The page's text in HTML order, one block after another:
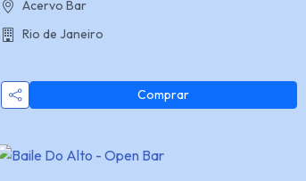
Acervo Bar
Rio de Janeiro
Comprar